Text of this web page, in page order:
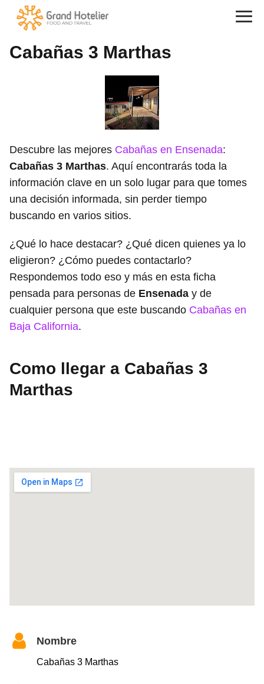
Cabañas 3 Marthas
Descubre las mejores Cabañas en Ensenada:
Cabañas 3 Marthas. Aquí encontrarás toda la
información clave en un solo lugar para que tomes
una decisión informada, sin perder tiempo
buscando en varios sitios.
¿Qué lo hace destacar? ¿Qué dicen quienes ya lo
eligieron? ¿Cómo puedes contactarlo?
Respondemos todo eso y más en esta ficha
pensada para personas de Ensenada y de
cualquier persona que este buscando Cabañas en
Baja California.
Como llegar a Cabañas 3
Marthas
Nombre
Cabañas 3 Marthas